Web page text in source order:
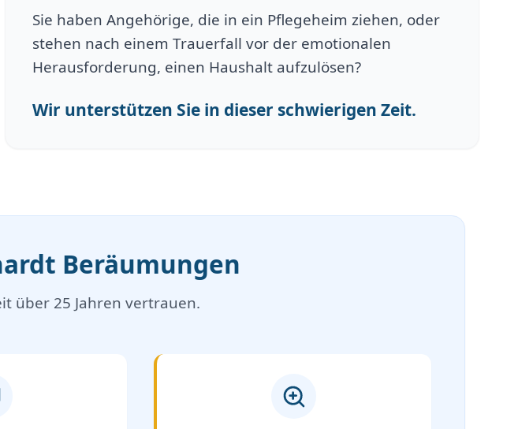
Sie haben Angehörige, die in ein Pflegeheim ziehen, oder
stehen nach einem Trauerfall vor der emotionalen
Herausforderung, einen Haushalt aufzulösen?
Wir unterstützen Sie in dieser schwierigen Zeit.
Beräumungen
über 25 Jahren vertrauen.